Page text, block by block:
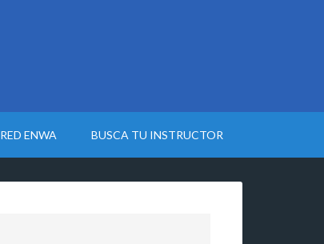
RED ENWA BUSCA TU INSTRUCTOR